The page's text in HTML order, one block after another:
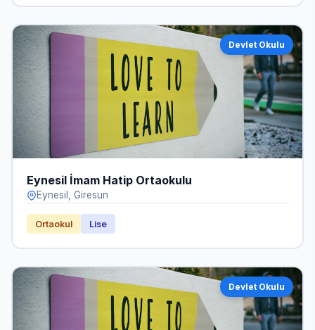
Devlet Okulu
Eynesil İmam Hatip Ortaokulu
Eynesil, Giresun
Ortaokul Lise
Devlet Okulu